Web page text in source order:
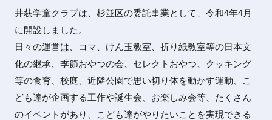
井荻学童クラブは、杉並区の委託事業として、令和4年4月
に開設しました。
日々の運営は、コマ、けん玉教室、折り紙教室等の日本文
化の継承、季節おやつの会、セレクトおやつ、クッキング
等の食育、校庭、近隣公園で思い切り体を動かす運動、こ
ども達が企画する工作や誕生会、お楽しみ会等、たくさん
のイベントがあり、こども達がやりたいことを実現できる